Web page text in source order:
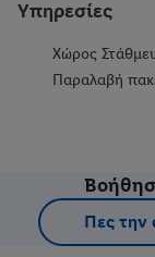
Υπηρεσίες
Χώρος
Παραλαβή
Πες την